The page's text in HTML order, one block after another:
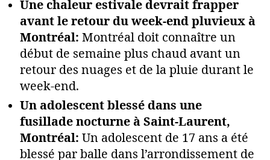
Une chaleur estivale devrait frapper
avant le retour du week-end pluvieux à
Montréal: Montréal doit connaître un
début de semaine plus chaud avant un
retour des nuages et de la pluie durant le
week-end.
Un adolescent blessé dans une
fusillade nocturne à Saint-Laurent,
Montréal: Un adolescent de 17 ans a été
blessé par balle dans l’arrondissement de